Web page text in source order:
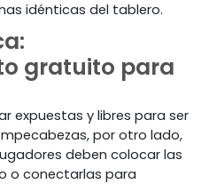
idénticas del tablero.
gratuito para
expuestas y libres para ser
por otro lado,
deben colocar las
o conectarlas para